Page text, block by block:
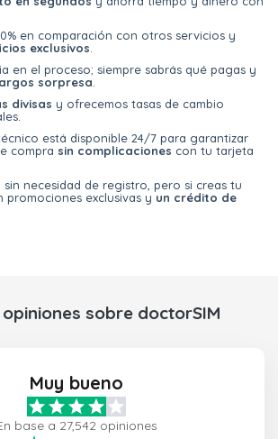
en comparación con otros servicios y
exclusivos
en el proceso; siempre sabrás qué pagas y
sorpresa
divisas y ofrecemos tasas de cambio
está disponible 24/7 para garantizar
compra sin complicaciones con tu tarjeta
necesidad de registro, pero si creas tu
promociones exclusivas y un crédito de
sobre doctorSIM
Muy bueno
base a 27,542 opiniones